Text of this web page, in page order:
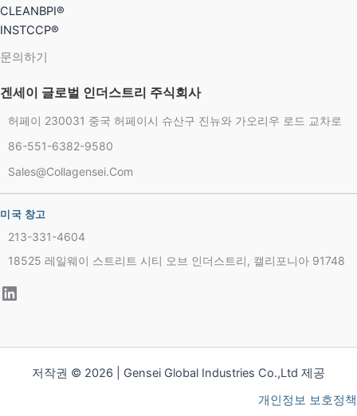
CLEANBPI®
INSTCCP®
문의하기
겐세이 글로벌 인더스트리 주식회사
허페이 230031 중국 허페이시 슈산구 진뉴와 가오리우 로드 교차로
86-551-6382-9580
Sales@collagensei.com
미국 창고
213-331-4604
18525 레일웨이 스트리트 시티 오브 인더스트리, 캘리포니아 91748
저작권 © 2026 | Gensei Global Industries Co.,Ltd 제공
개인정보 보호정책
Russian